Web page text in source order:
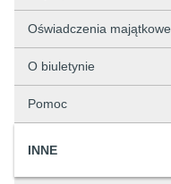
Oświadczenia majątkowe
O biuletynie
Pomoc
INNE